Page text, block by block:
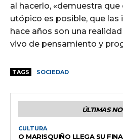
al hacerlo, «demuestra
utópico es posible, que las
hace años son una
vivo de pensamiento y
TAGS SOCIEDAD
ÚLTIMAS
CULTURA
O MARISQUIÑO LLEGA SU